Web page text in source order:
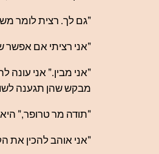
"גם לך. רצית לומר
"אני רציתי אם אפשר
"אני מבין." אני
מבקש שהן תגענה
"תודה מר טרופר,"
"אני אוהב להכין את